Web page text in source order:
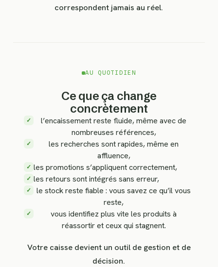
correspondent jamais au réel.
AU QUOTIDIEN
Ce que ça change
concrètement
✓
l’encaissement reste fluide, même avec de
nombreuses références,
✓
les recherches sont rapides, même en
affluence,
✓ les promotions s’appliquent correctement,
✓ les retours sont intégrés sans erreur,
✓
le stock reste fiable : vous savez ce qu’il vous
reste,
✓
vous identifiez plus vite les produits à
réassortir et ceux qui stagnent.
Votre caisse devient un outil de gestion et de
décision.